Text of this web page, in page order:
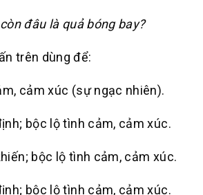
đâu là quả bóng bay?
trên dùng để:
cảm xúc (sự ngạc nhiên).
bộc lộ tình cảm, cảm xúc.
bộc lộ tình cảm, cảm xúc.
bộc lộ tình cảm, cảm xúc.